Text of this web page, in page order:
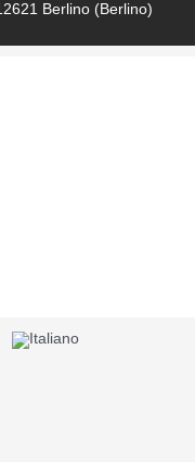
Berlino (Berlino)